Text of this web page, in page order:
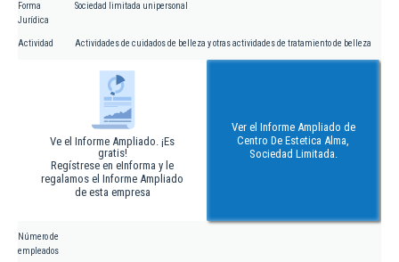
Forma
Jurídica
Sociedad limitada unipersonal
Actividad Actividades de cuidados de belleza y otras actividades de tratamiento de belleza
Ve el Informe Ampliado. ¡Es
gratis!
Regístrese en eInforma y le
regalamos el Informe Ampliado
de esta empresa
Ver el Informe Ampliado de
Centro De Estetica Alma,
Sociedad Limitada.
Número de
empleados